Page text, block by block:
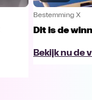
Bestemming X
Dit is de
Bekijk nu de